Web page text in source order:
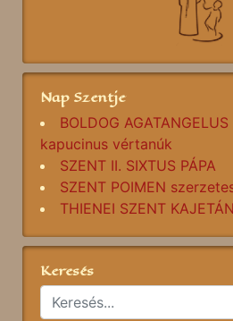
Nap Szentje
BOLDOG
kapucinus vértanúk
SZENT II. SIXTUS PÁPA
SZENT POIMEN
THIENEI SZENT KAJETÁN
Keresés